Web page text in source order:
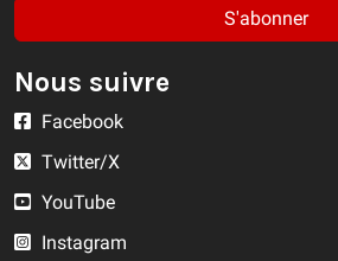
S'abonner
Nous suivre
Facebook
Twitter/X
YouTube
Instagram